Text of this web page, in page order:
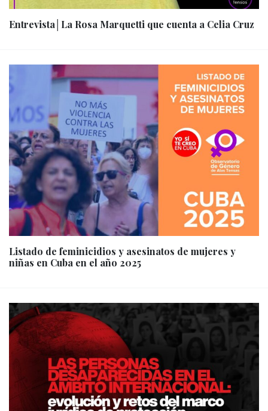
Entrevista│La Rosa Marquetti que cuenta a Celia Cruz
Listado de feminicidios y asesinatos de mujeres y
niñas en Cuba en el año 2025